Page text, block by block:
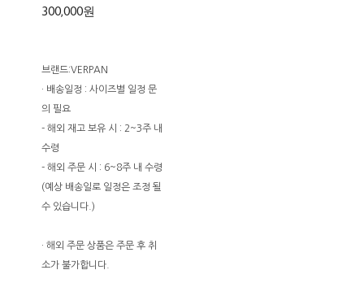
300,000원
브랜드:VERPAN
· 배송일정 : 사이즈별 일정 문
의 필요
- 해외 재고 보유 시 : 2~3주 내
수령
- 해외 주문 시 : 6~8주 내 수령
(예상 배송일로 일정은 조정 될
수 있습니다.)
· 해외 주문 상품은 주문 후 취
소가 불가합니다.